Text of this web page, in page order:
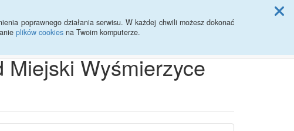
poprawnego działania serwisu. W każdej chwili możesz dokonać
plików cookies na Twoim komputerze.
Przycisk wyszukaj duży
Wyśmierzyce